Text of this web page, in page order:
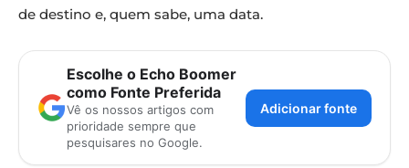
de destino e, quem sabe, uma data.
Escolhe o Echo Boomer
como Fonte Preferida
Vê os nossos artigos com
prioridade sempre que
pesquisares no Google.
Adicionar fonte